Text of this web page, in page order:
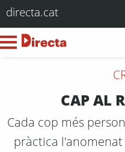
directa.cat
CAP AL
Cada cop més
pràctica